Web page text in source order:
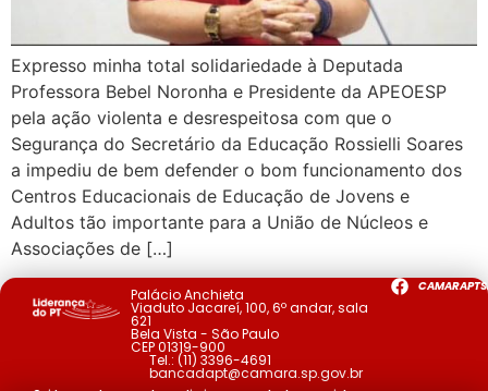
Expresso minha total solidariedade à Deputada
Professora Bebel Noronha e Presidente da APEOESP
pela ação violenta e desrespeitosa com que o
Segurança do Secretário da Educação Rossielli Soares
a impediu de bem defender o bom funcionamento dos
Centros Educacionais de Educação de Jovens e
Adultos tão importante para a União de Núcleos e
Associações de […]
Palácio Anchieta
Viaduto Jacareí, 100, 6º andar, sala
621
Bela Vista - São Paulo
CEP 01319-900
Tel.: (11) 3396-4691
bancadapt@camara.sp.gov.br